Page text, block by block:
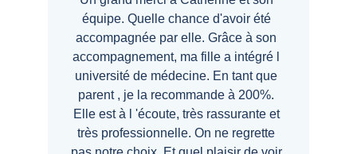
équipe. Quelle chance d'avoir été
accompagnée par elle. Grâce à son
accompagnement, ma fille a intégré l
université de médecine. En tant que
parent , je la recommande à 200%.
Elle est à l 'écoute, très rassurante et
très professionnelle. On ne regrette